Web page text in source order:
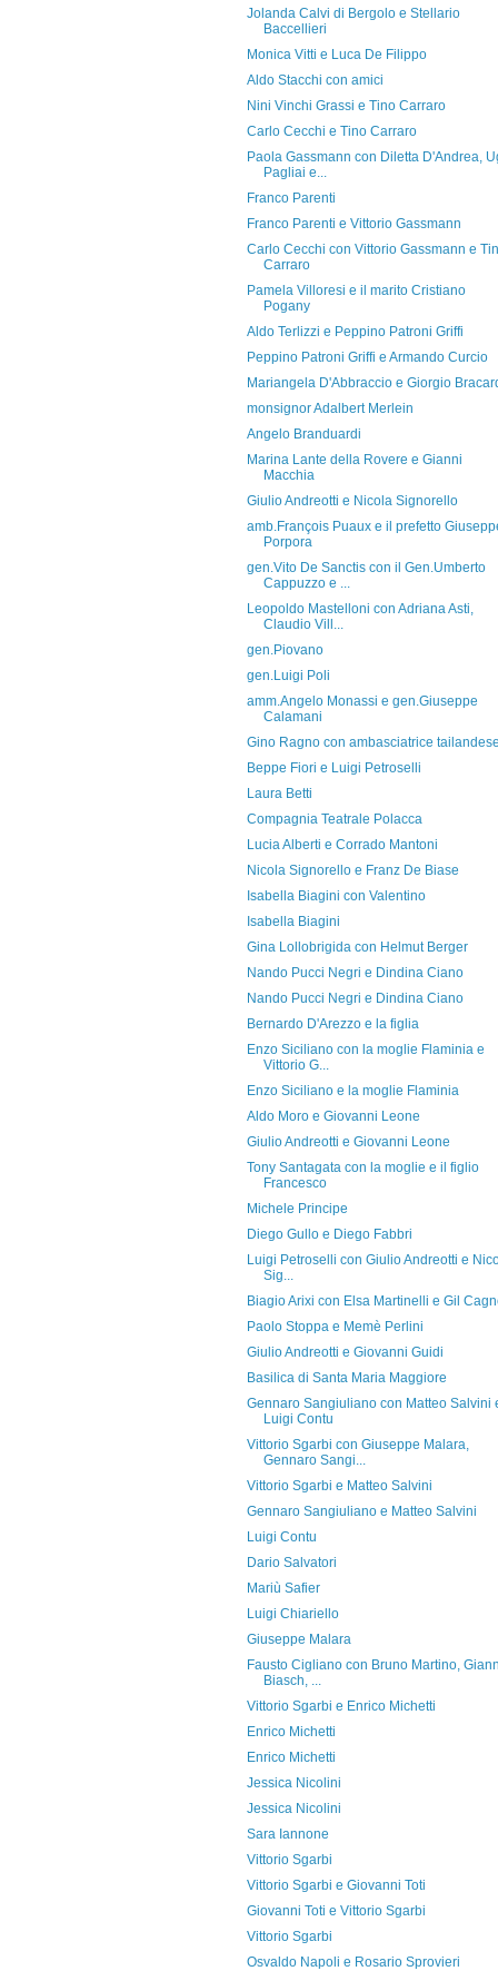
Jolanda Calvi di Bergolo e Stellario
Baccellieri
Monica Vitti e Luca De Filippo
Aldo Stacchi con amici
Nini Vinchi Grassi e Tino Carraro
Carlo Cecchi e Tino Carraro
Paola Gassmann con Diletta D'Andrea,
Pagliai e...
Franco Parenti
Franco Parenti e Vittorio Gassmann
Carlo Cecchi con Vittorio Gassmann e
Carraro
Pamela Villoresi e il marito Cristiano
Pogany
Aldo Terlizzi e Peppino Patroni Griffi
Peppino Patroni Griffi e Armando Curcio
Mariangela D'Abbraccio e Giorgio
monsignor Adalbert Merlein
Angelo Branduardi
Marina Lante della Rovere e Gianni
Macchia
Giulio Andreotti e Nicola Signorello
amb.François Puaux e il prefetto
Porpora
gen.Vito De Sanctis con il Gen.Umberto
Cappuzzo e ...
Leopoldo Mastelloni con Adriana Asti,
Claudio Vill...
gen.Piovano
gen.Luigi Poli
amm.Angelo Monassi e gen.Giuseppe
Calamani
Gino Ragno con ambasciatrice tailandese
Beppe Fiori e Luigi Petroselli
Laura Betti
Compagnia Teatrale Polacca
Lucia Alberti e Corrado Mantoni
Nicola Signorello e Franz De Biase
Isabella Biagini con Valentino
Isabella Biagini
Gina Lollobrigida con Helmut Berger
Nando Pucci Negri e Dindina Ciano
Nando Pucci Negri e Dindina Ciano
Bernardo D'Arezzo e la figlia
Enzo Siciliano con la moglie Flaminia e
Vittorio G...
Enzo Siciliano e la moglie Flaminia
Aldo Moro e Giovanni Leone
Giulio Andreotti e Giovanni Leone
Tony Santagata con la moglie e il figlio
Francesco
Michele Principe
Diego Gullo e Diego Fabbri
Luigi Petroselli con Giulio Andreotti e
Sig...
Biagio Arixi con Elsa Martinelli e Gil
Paolo Stoppa e Memè Perlini
Giulio Andreotti e Giovanni Guidi
Basilica di Santa Maria Maggiore
Gennaro Sangiuliano con Matteo Salvini
Luigi Contu
Vittorio Sgarbi con Giuseppe Malara,
Gennaro Sangi...
Vittorio Sgarbi e Matteo Salvini
Gennaro Sangiuliano e Matteo Salvini
Luigi Contu
Dario Salvatori
Mariù Safier
Luigi Chiariello
Giuseppe Malara
Fausto Cigliano con Bruno Martino,
Biasch, ...
Vittorio Sgarbi e Enrico Michetti
Enrico Michetti
Enrico Michetti
Jessica Nicolini
Jessica Nicolini
Sara Iannone
Vittorio Sgarbi
Vittorio Sgarbi e Giovanni Toti
Giovanni Toti e Vittorio Sgarbi
Vittorio Sgarbi
Osvaldo Napoli e Rosario Sprovieri